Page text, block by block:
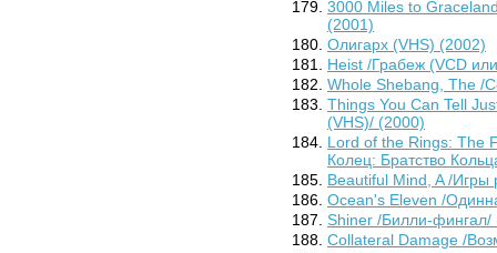
3000 Miles to
(2001)
Олигарх (VHS) (2002)
Heist /Грабеж (VCD
Whole Shebang, The /
Things You Can Tell
(VHS)/ (2000)
Lord of the Rings: The
Колец: Братство
Beautiful Mind, A /Игры
Ocean's Eleven /
Shiner /Билли-фингал/
Collateral Damage /